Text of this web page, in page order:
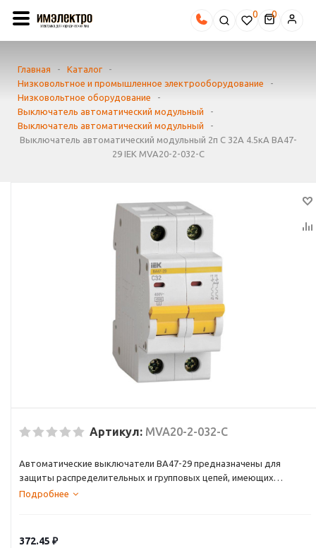
0
Главная - Каталог
-
Низковольтное и промышленное электрооборудование
-
Низковольтное оборудование
-
Выключатель автоматический модульный
-
Выключатель автоматический модульный
-
Выключатель автоматический модульный 2п C 32А 4.5кА ВА47-
29 IEK MVA20-2-032-C
Артикул: MVA20-2-032-C
Автоматические выключатели ВА47-29 предназначены для
защиты распределительных и групповых цепей, имеющих
различную нагрузку:
Подробнее
372.45 ₽